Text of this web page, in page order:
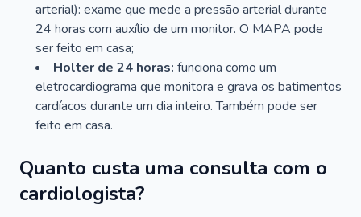
arterial): exame que mede a pressão arterial durante
24 horas com auxílio de um monitor. O MAPA pode
ser feito em casa;
Holter de 24 horas: funciona como um
eletrocardiograma que monitora e grava os batimentos
cardíacos durante um dia inteiro. Também pode ser
feito em casa.
Quanto custa uma consulta com o
cardiologista?